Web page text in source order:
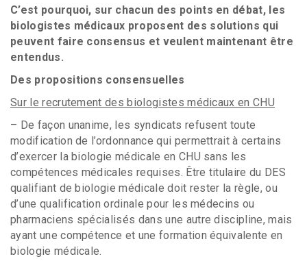
C’est pourquoi, sur chacun des points en débat, les
biologistes médicaux proposent des solutions qui
peuvent faire consensus et veulent maintenant être
entendus.
Des propositions consensuelles
Sur le recrutement des biologistes médicaux en CHU
– De façon unanime, les syndicats refusent toute
modification de l’ordonnance qui permettrait à certains
d’exercer la biologie médicale en CHU sans les
compétences médicales requises. Être titulaire du DES
qualifiant de biologie médicale doit rester la règle, ou
d’une qualification ordinale pour les médecins ou
pharmaciens spécialisés dans une autre discipline, mais
ayant une compétence et une formation équivalente en
biologie médicale.